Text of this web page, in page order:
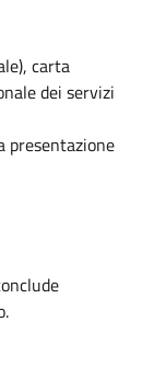
carta
dei servizi
presentazione